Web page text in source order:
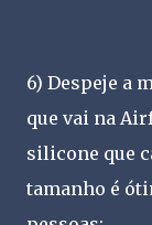
6) Despeje a
que vai na
silicone que
tamanho é